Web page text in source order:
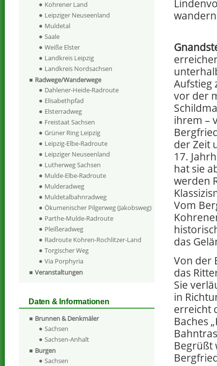
Aufstieg
vor der
ihrem –
der Zeit
17.
hat sie
werden
Vom
das
Von der
das
Sie
in
erreicht
Baches
Begrüßt
Kohrener Land
Leipziger Neuseenland
Muldetal
Saale
Weiße Elster
Landkreis Leipzig
Landkreis Nordsachsen
Radwege/Wanderwege
Dahlener-Heide-Radroute
Elisabethpfad
Elsterradweg
Freistaat Sachsen
Grüner Ring Leipzig
Leipzig-Elbe-Radroute
Leipziger Neuseenland
Lutherweg Sachsen
Mulde-Elbe-Radroute
Mulderadweg
Muldetalbahnradweg
Ökumenischer Pilgerweg (Jakobsweg)
Parthe-Mulde-Radroute
Pleißeradweg
Radroute Kohren-Rochlitzer-Land
Torgischer Weg
Via Porphyria
Veranstaltungen
Daten & Informationen
Brunnen & Denkmäler
Sachsen
Sachsen-Anhalt
Burgen
Sachsen